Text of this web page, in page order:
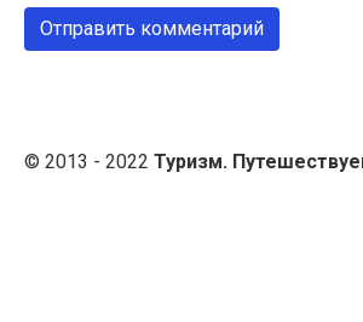
© 2013 - 2022 Туризм.